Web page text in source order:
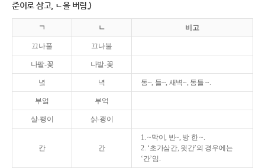
준어로 삼고, ㄴ을 버림.)
ㄱ ㄴ 비고
끄나풀 끄나불
나팔-꽃 나발-꽃
녘 녁 동~, 들~, 새벽~, 동틀 ~.
부엌 부억
살-쾡이 삵-괭이
칸 간
1. ~막이, 빈~, 방 한 ~.
2. ‘초가삼간, 윗간’의 경우에는
‘간’임.